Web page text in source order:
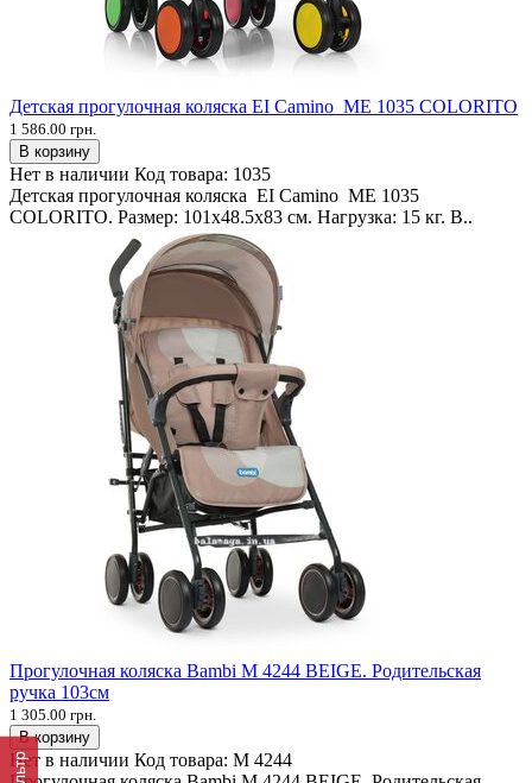
Детская прогулочная коляска EI Camino ME 1035 COLORITO
1 586.00 грн.
В корзину
Нет в наличии Код товара: 1035
Детская прогулочная коляска EI Camino ME 1035
COLORITO. Размер: 101х48.5х83 см. Нагрузка: 15 кг. В..
Прогулочная коляска Bambi M 4244 BEIGE. Родительская
ручка 103см
1 305.00 грн.
В корзину
Нет в наличии Код товара: M 4244